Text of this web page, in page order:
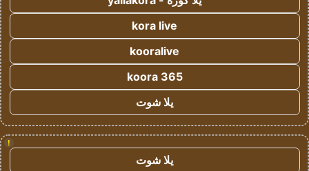
kora live
kooralive
koora 365
يلا شوت
!
يلا شوت